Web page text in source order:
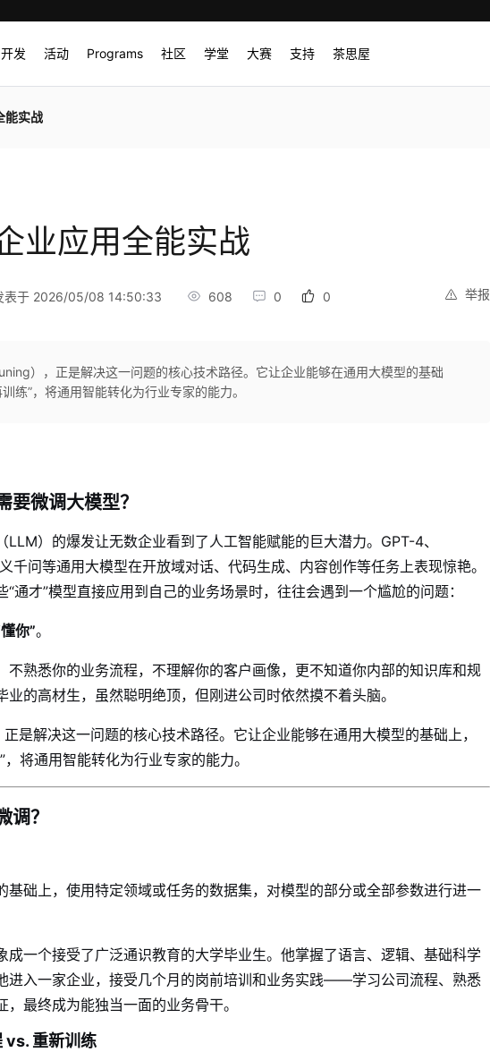
开发 活动 Programs 社区 学堂 大赛 支持 茶思屋
能实战
业应用全能实战
举报
表于 2026/05/08 14:50:33 608 0 0
），正是解决这一问题的核心技术路径。它让企业能够在通用大模型的基础
练”，将通用智能转化为行业专家的能力。
要微调大模型？
LLM）的爆发让无数企业看到了人工智能赋能的巨大潜力。GPT-4、
千问等通用大模型在开放域对话、代码生成、内容创作等任务上表现惊艳。
通才”模型直接应用到自己的业务场景时，往往会遇到一个尴尬的问题：
你”。
不熟悉你的业务流程，不理解你的客户画像，更不知道你内部的知识库和规
业的高材生，虽然聪明绝顶，但刚进公司时依然摸不着头脑。
正是解决这一问题的核心技术路径。它让企业能够在通用大模型的基础上，
将通用智能转化为行业专家的能力。
调？
基础上，使用特定领域或任务的数据集，对模型的部分或全部参数进行进一
成一个接受了广泛通识教育的大学毕业生。他掌握了语言、逻辑、基础科学
进入一家企业，接受几个月的岗前培训和业务实践——学习公司流程、熟悉
最终成为能独当一面的业务骨干。
vs. 重新训练